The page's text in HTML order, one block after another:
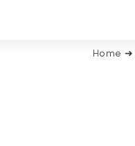
Home ➜